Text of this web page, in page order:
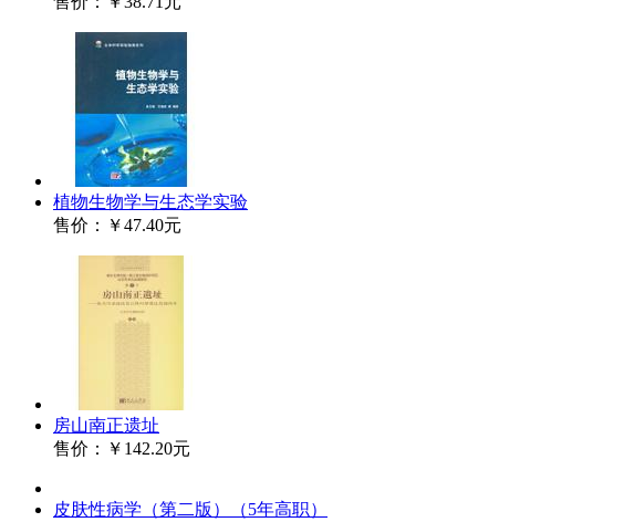
植物生物学与生态学实验
售价：
￥47.40元
房山南正遗址
售价：
￥142.20元
皮肤性病学（第二版）（5年高职）